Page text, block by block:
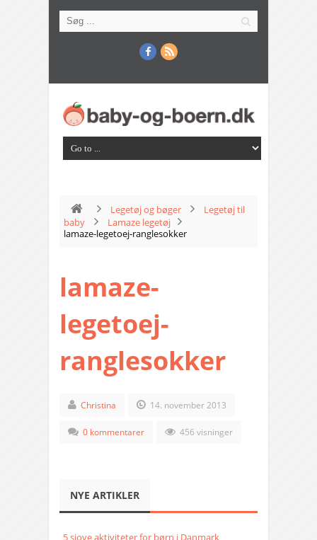
Legetøj og bøger
Legetøj til
baby
Lamaze legetøj
lamaze-legetoej-ranglesokker
lamaze-
legetoej-
ranglesokker
Christina 14. november 2013
0 kommentarer 456 visninger
NYE ARTIKLER